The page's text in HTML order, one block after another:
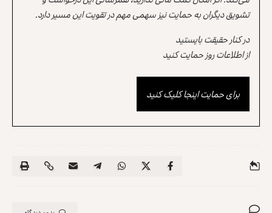
تشویق دیگران به حمایت نیز سهمی مهم در تقویت این مسیر دارد.
در کنار حقیقت بایستید
از اطلاعات روز حمایت کنید
برای حمایت اینجا کلیک کنید